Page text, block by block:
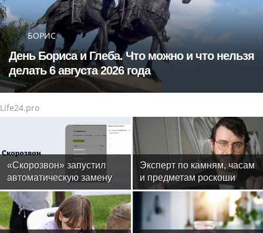
БОРИС
День Бориса и Глеба. Что можно и что нельзя
делать 6 августа 2026 года
Life24.pro
«Скорозвон» запустил
автоматическую замену
номеров при снижении
контактности
Эксперт по камням, часам
и предметам роскоши
Менди Лифшиц: какие
украшения не любят
солнца моря и бассейн